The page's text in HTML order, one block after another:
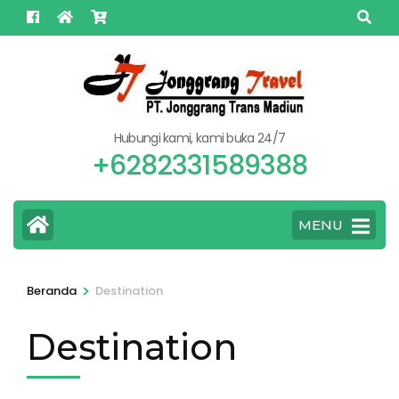
Lompat
ke
Hubungi kami, kami buka 24/7
+6282331589388
MENU
Beranda > Destination
Destination